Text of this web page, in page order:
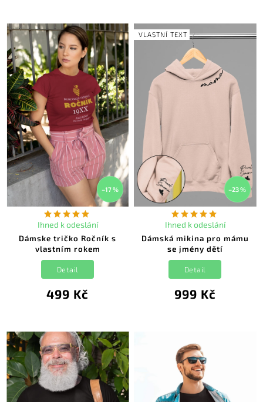
–17 %
Dámske tričko Ročník s
vlastním rokem
Ihned k odeslání
499 Kč
Detail
VLASTNÍ TEXT
–23 %
Dámská mikina pro mámu
se jmény dětí
Ihned k odeslání
999 Kč
Detail